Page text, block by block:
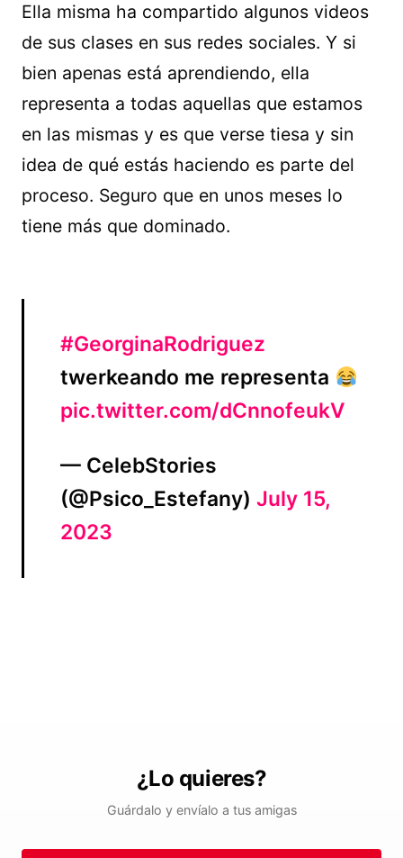
Ella misma ha compartido algunos videos
de sus clases en sus redes sociales. Y si
bien apenas está aprendiendo, ella
representa a todas aquellas que estamos
en las mismas y es que verse tiesa y sin
idea de qué estás haciendo es parte del
proceso. Seguro que en unos meses lo
tiene más que dominado.
#GeorginaRodriguez
twerkeando me representa
pic.twitter.com/dCnnofeukV
— CelebStories
(@Psico_Estefany) July 15,
2023
¿Lo quieres?
Guárdalo y envíalo a tus amigas